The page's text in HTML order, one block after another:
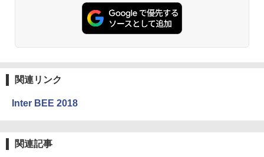
関連リンク
Inter BEE 2018
関連記事